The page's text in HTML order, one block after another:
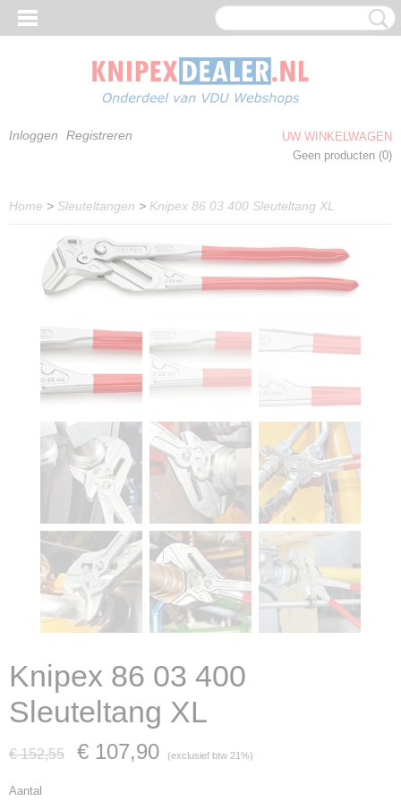
Inloggen Registreren
UW WINKELWAGEN
Geen producten (0)
Home > Sleuteltangen > Knipex 86 03 400 Sleuteltang XL
Knipex 86 03 400
Sleuteltang XL
€ 152,55 € 107,90 (exclusief btw 21%)
Aantal